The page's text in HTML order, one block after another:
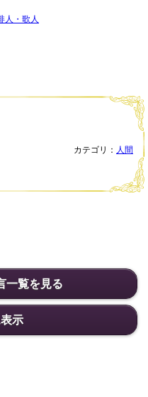
人・歌人
カテゴリ： 人間
一覧を見る
示